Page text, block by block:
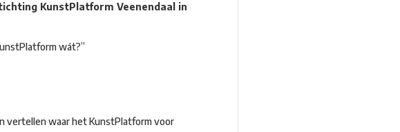
KunstPlatform Veenendaal in
wát?”
vertellen waar het KunstPlatform voor